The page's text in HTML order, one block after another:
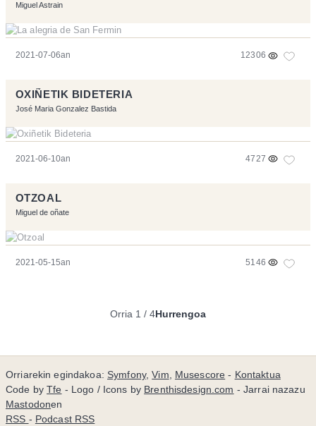
Miguel Astrain
2021-07-06an 12306
OXIÑETIK BIDETERIA
José Maria Gonzalez Bastida
2021-06-10an 4727
OTZOAL
Miguel de oñate
2021-05-15an 5146
Orria 1 / 4Hurrengoa
Orriarekin egindakoa: Symfony,Vim, Musescore - Kontaktua
Code byTfe - Logo / Icons by Brenthisdesign.com - Jarrai nazazu
Mastodonen
RSS - Podcast RSS